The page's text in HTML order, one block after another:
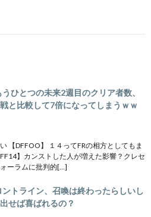
うひとつの未来2週目のクリア者数、
と比較して7倍になってしまうｗｗ
【DFFOO】 １４ってFRの相方としてもま
】カンストした人が増えた影響？クレセ
ーラムに批判的[…]
ントライン、召喚は終わったらしいし
せば喜ばれるの？